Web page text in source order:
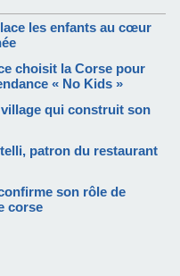
les enfants au cœur
choisit la Corse pour
« No Kids »
qui construit son
patron du restaurant
son rôle de
corse